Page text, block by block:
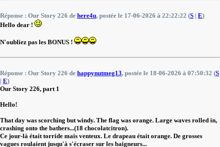
Réponse : Our Story 226 de here4u, postée le 17-06-2026 à 22:22:22 (S | E)
Hello dear !
N'oubliez pas les BONUS !
Réponse : Our Story 226 de happynutmeg13, postée le 18-06-2026 à 07:50:32 (S
| E)
Our Story 226, part 1
Hello!
That day was scorching but windy. The flag was orange. Large waves rolled in,
crashing onto the bathers...(18 chocolatcitron).
Ce jour-là était torride mais venteux. Le drapeau était orange. De grosses
vagues roulaient jusqu'à s'écraser sur les baigneurs...